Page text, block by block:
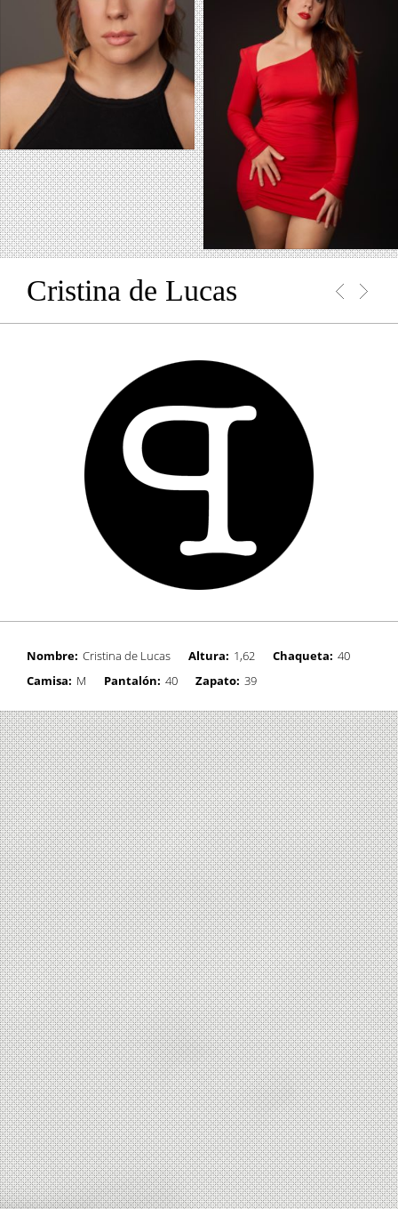
Cristina de Lucas
Nombre: Cristina de Lucas Altura: 1,62 Chaqueta: 40
Camisa: M Pantalón: 40 Zapato: 39